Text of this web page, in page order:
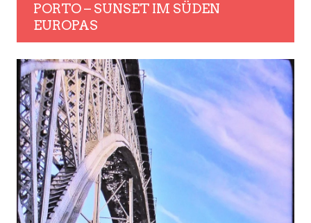
PORTO – SUNSET IM SÜDEN
EUROPAS